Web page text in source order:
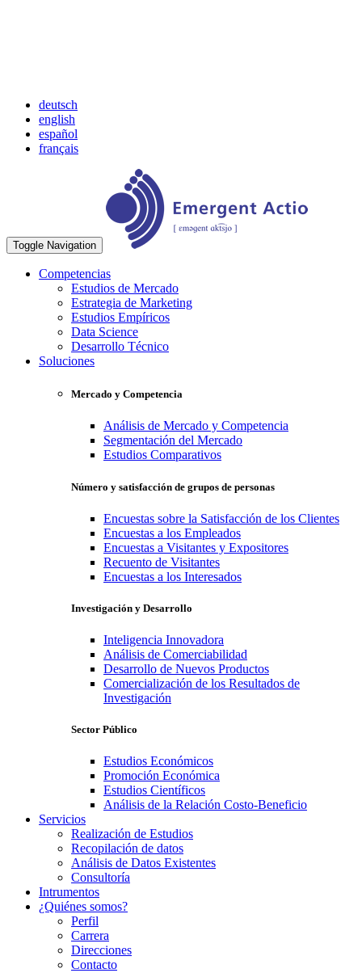
deutsch
english
español
français
Toggle Navigation
Competencias
Estudios de Mercado
Estrategia de Marketing
Estudios Empíricos
Data Science
Desarrollo Técnico
Soluciones
Mercado y Competencia
Análisis de Mercado y Competencia
Segmentación del Mercado
Estudios Comparativos
Número y satisfacción de grupos de personas
Encuestas sobre la Satisfacción de los Clientes
Encuestas a los Empleados
Encuestas a Visitantes y Expositores
Recuento de Visitantes
Encuestas a los Interesados
Investigación y Desarrollo
Inteligencia Innovadora
Análisis de Comerciabilidad
Desarrollo de Nuevos Productos
Comercialización de los Resultados de
Investigación
Sector Público
Estudios Económicos
Promoción Económica
Estudios Científicos
Análisis de la Relación Costo-Beneficio
Servicios
Realización de Estudios
Recopilación de datos
Análisis de Datos Existentes
Consultoría
Intrumentos
¿Quiénes somos?
Perfil
Carrera
Direcciones
Contacto